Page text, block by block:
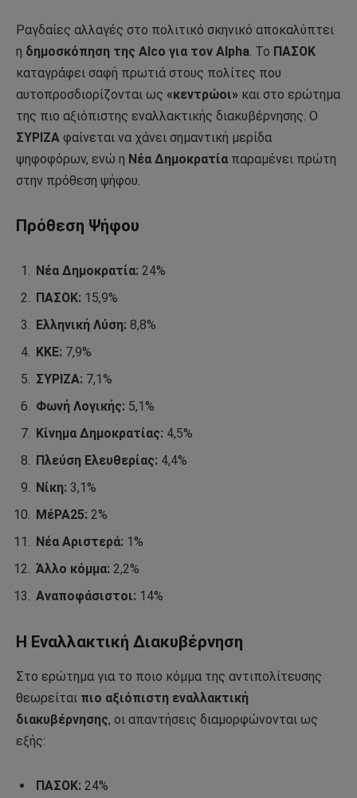
Ραγδαίες αλλαγές στο πολιτικό σκηνικό αποκαλύπτει
η δημοσκόπηση της Alco για τον Alpha. Το ΠΑΣΟΚ
καταγράφει σαφή πρωτιά στους πολίτες που
αυτοπροσδιορίζονται ως «κεντρώοι» και στο ερώτημα
της πιο αξιόπιστης εναλλακτικής διακυβέρνησης. Ο
ΣΥΡΙΖΑ φαίνεται να χάνει σημαντική μερίδα
ψηφοφόρων, ενώ η Νέα Δημοκρατία παραμένει πρώτη
στην πρόθεση ψήφου.
Πρόθεση Ψήφου
Νέα Δημοκρατία: 24%
ΠΑΣΟΚ: 15,9%
Ελληνική Λύση: 8,8%
ΚΚΕ: 7,9%
ΣΥΡΙΖΑ: 7,1%
Φωνή Λογικής: 5,1%
Κίνημα Δημοκρατίας: 4,5%
Πλεύση Ελευθερίας: 4,4%
Νίκη: 3,1%
ΜέΡΑ25: 2%
Νέα Αριστερά: 1%
Άλλο κόμμα: 2,2%
Αναποφάσιστοι: 14%
Η Εναλλακτική Διακυβέρνηση
Στο ερώτημα για το ποιο κόμμα της αντιπολίτευσης
θεωρείται πιο αξιόπιστη εναλλακτική
διακυβέρνησης, οι απαντήσεις διαμορφώνονται ως
εξής:
ΠΑΣΟΚ: 24%